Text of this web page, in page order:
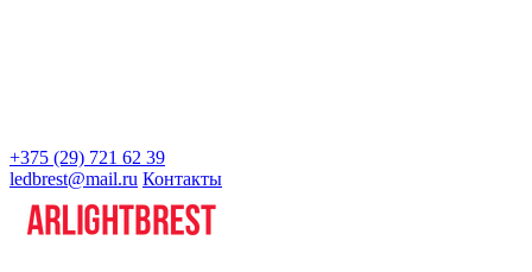
+375 (29) 721 62 39
ledbrest@mail.ru Контакты